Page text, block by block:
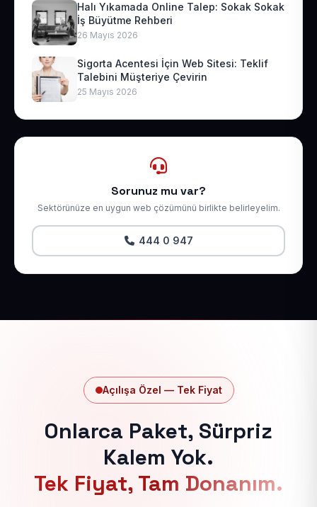
Halı Yıkamada Online Talep: Sokak Sokak
İş Büyütme Rehberi
26 Mayıs 2026
Sigorta Acentesi İçin Web Sitesi: Teklif
Talebini Müşteriye Çevirin
25 Mayıs 2026
Sorunuz mu var?
Sektörünüze en uygun web çözümünü birlikte belirleyelim.
444 0 947
Açılışa Özel — Tek Fiyat
Onlarca Paket, Sürpriz
Kalem Yok.
Tek Fiyat, Tam Donanım.